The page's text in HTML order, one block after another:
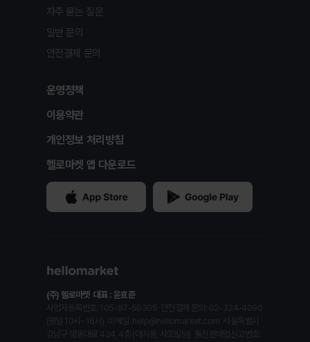
자주 묻는 질문
일반 문의
안전결제 문의
운영정책
이용약관
개인정보 처리방침
헬로마켓 앱 다운로드
(주) 헬로마켓 대표 : 윤효준